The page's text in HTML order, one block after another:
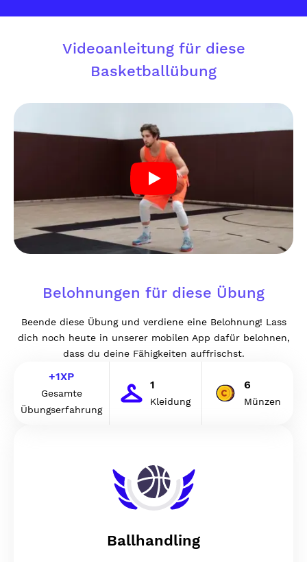
Videoanleitung für diese
Basketballübung
Belohnungen für diese Übung
Beende diese Übung und verdiene eine Belohnung! Lass
dich noch heute in unserer mobilen App dafür belohnen,
dass du deine Fähigkeiten auffrischst.
+1XP
Gesamte
Übungserfahrung
1
Kleidung
6
Münzen
Ballhandling